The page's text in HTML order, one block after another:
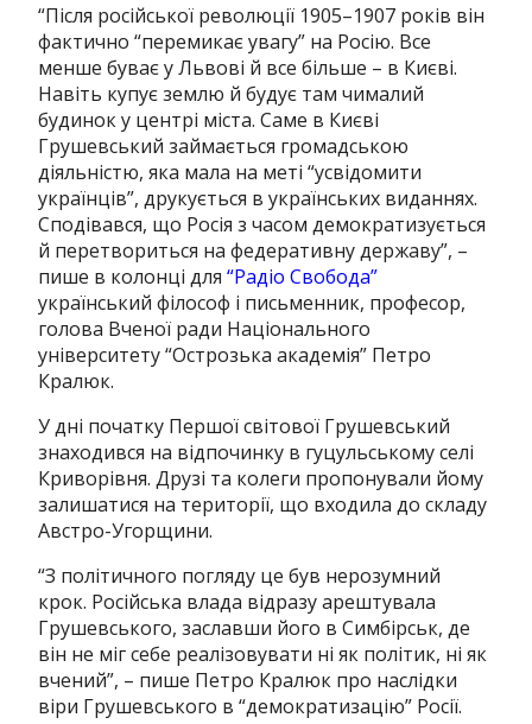
“Після російської революції 1905–1907 років він
фактично “перемикає увагу” на Росію. Все
менше буває у Львові й все більше – в Києві.
Навіть купує землю й будує там чималий
будинок у центрі міста. Саме в Києві
Грушевський займається громадською
діяльністю, яка мала на меті “усвідомити
українців”, друкується в українських виданнях.
Сподівався, що Росія з часом демократизується
й перетвориться на федеративну державу”, –
пише в колонці для“Радіо Свобода”
український філософ і письменник, професор,
голова Вченої ради Національного
університету “Острозька академія” Петро
Кралюк.
У дні початку Першої світової Грушевський
знаходився на відпочинку в гуцульському селі
Криворівня. Друзі та колеги пропонували йому
залишатися на території, що входила до складу
Австро-Угорщини.
“З політичного погляду це був нерозумний
крок. Російська влада відразу арештувала
Грушевського, заславши його в Симбірськ, де
він не міг себе реалізовувати ні як політик, ні як
вчений”, – пише Петро Кралюк про наслідки
віри Грушевського в “демократизацію” Росії.